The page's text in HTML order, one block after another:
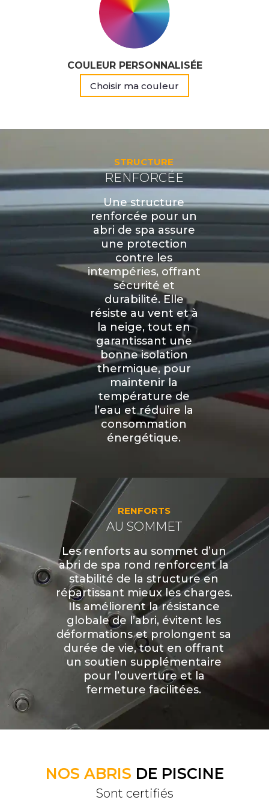
COULEUR PERSONNALISÉE
Choisir ma couleur
STRUCTURE
RENFORCÉE
Une structure
renforcée pour un
abri de spa assure
une protection
contre les
intempéries, offrant
sécurité et
durabilité. Elle
résiste au vent et à
la neige, tout en
garantissant une
bonne isolation
thermique, pour
maintenir la
température de
l’eau et réduire la
consommation
énergétique.
RENFORTS
AU SOMMET
Les renforts au sommet d’un
abri de spa rond renforcent la
stabilité de la structure en
répartissant mieux les charges.
Ils améliorent la résistance
globale de l’abri, évitent les
déformations et prolongent sa
durée de vie, tout en offrant
un soutien supplémentaire
pour l’ouverture et la
fermeture facilitées.
NOS ABRIS DE PISCINE
Sont certifiés